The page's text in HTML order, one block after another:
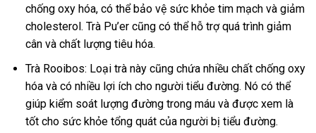
chống oxy hóa, có thể bảo vệ sức khỏe tim mạch và giảm
cholesterol. Trà Pu’er cũng có thể hỗ trợ quá trình giảm
cân và chất lượng tiêu hóa.
Trà Rooibos: Loại trà này cũng chứa nhiều chất chống oxy
hóa và có nhiều lợi ích cho người tiểu đường. Nó có thể
giúp kiểm soát lượng đường trong máu và được xem là
tốt cho sức khỏe tổng quát của người bị tiểu đường.